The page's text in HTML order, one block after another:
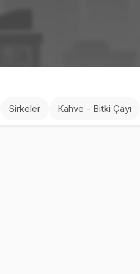
Sirkeler Kahve - Bitki Çayı